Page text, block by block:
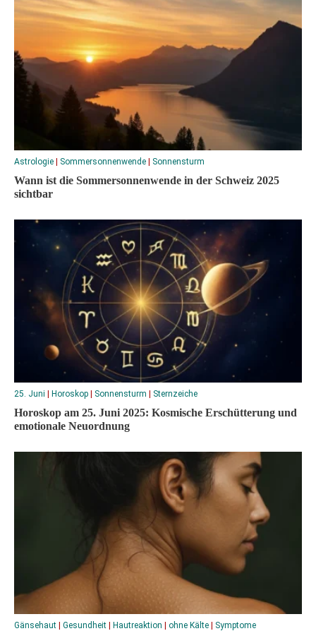
Astrologie | Sommersonnenwende | Sonnensturm
Wann ist die Sommersonnenwende in der Schweiz 2025
sichtbar
25. Juni | Horoskop | Sonnensturm | Sternzeiche
Horoskop am 25. Juni 2025: Kosmische Erschütterung und
emotionale Neuordnung
Gänsehaut | Gesundheit | Hautreaktion | ohne Kälte | Symptome